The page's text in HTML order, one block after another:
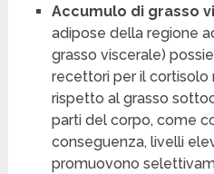
Accumulo di grasso
adipose della regione
grasso viscerale)
recettori per il
rispetto al grasso
parti del corpo, come
conseguenza, livelli
promuovono